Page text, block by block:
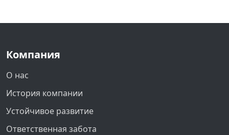
Компания
О нас
История компании
Устойчивое развитие
Ответственная забота